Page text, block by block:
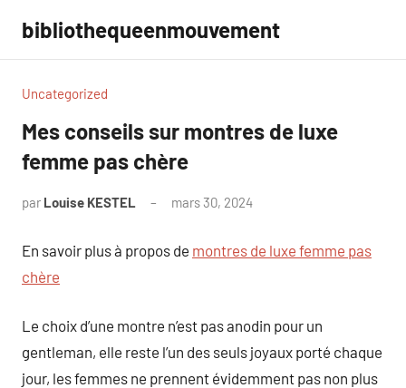
contenu
bibliothequeenmouvement
Uncategorized
Mes conseils sur montres de luxe
femme pas chère
par Louise KESTEL mars 30, 2024
En savoir plus à propos de montres de luxe femme pas
chère
Le choix d’une montre n’est pas anodin pour un
gentleman, elle reste l’un des seuls joyaux porté chaque
jour, les femmes ne prennent évidemment pas non plus